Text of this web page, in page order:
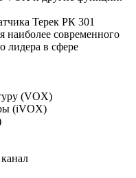
Терек РК 301
наиболее современного
лидера в сфере
(VOX)
(iVOX)